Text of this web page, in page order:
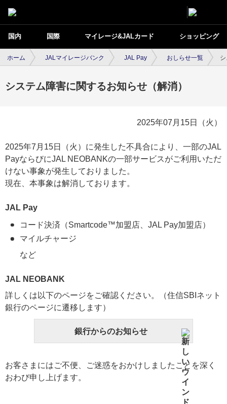
国内 国際 マイレージ&JALカード ショッピング
ホーム JALマイレージバンク JAL Pay おしらせ一覧
システム障害に関するお知らせ（解消）
2025年07月15日（火）
2025年7月15日（火）に発生した不具合により、一部のJAL
PayならびにJAL NEOBANKの一部サービスがご利用いただ
けない事象が発生しておりました。
現在、本事象は解消しております。
JAL Pay
コード決済（Smartcode™加盟店、JAL Pay加盟店）
マイルチャージ
など
JAL NEOBANK
詳しくは以下のページをご確認ください。（住信SBIネット
銀行のページに遷移します）
銀行からのお知らせ
お客さまにはご不便、ご迷惑をおかけしましたことを深く
おわび申し上げます。